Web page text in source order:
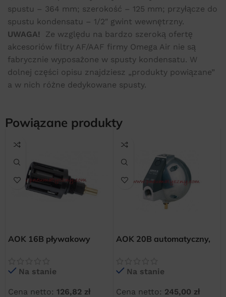
spustu – 364 mm; szerokość – 125 mm; przyłącze do
spustu kondensatu – 1/2″ gwint wewnętrzny.
UWAGA!
Ze względu na bardzo szeroką ofertę
akcesoriów filtry AF/AAF firmy Omega Air nie są
fabrycznie wyposażone w spusty kondensatu. W
dolnej części opisu znajdziesz „produkty powiązane”
a w nich różne dedykowane spusty.
Powiązane produkty
AOK 16B pływakowy
Omega
Na stanie
Cena netto: 126,82 zł
AOK 20B automatyczny,
Na stanie
Cena netto: 245,00 zł